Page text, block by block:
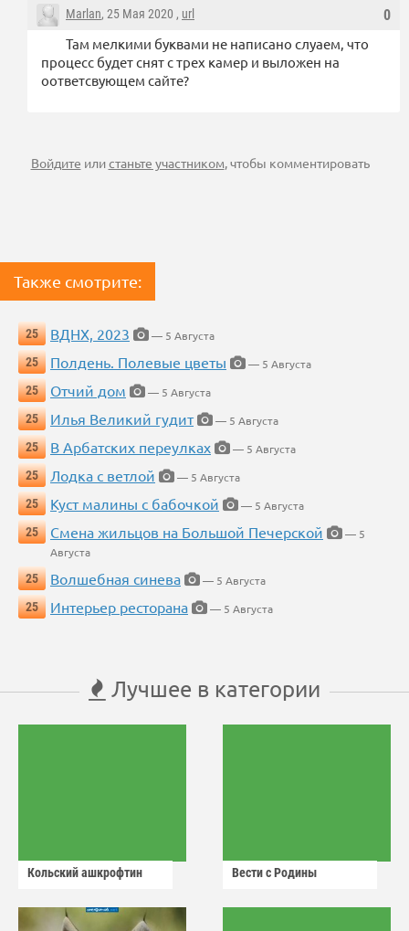
0
Marlan, 25 Мая 2020 , url
Там мелкими буквами не написано слуаем, что
процесс будет снят с трех камер и выложен на
оответсвующем сайте?
Войдите илистаньте участником, чтобы комментировать
Также смотрите:
25 ВДНХ, 2023
— 5 Августа
25
Полдень. Полевые цветы
— 5 Августа
25
Отчий дом
— 5 Августа
25
Илья Великий гудит
— 5 Августа
25
В Арбатских переулках
— 5 Августа
25
Лодка с ветлой
— 5 Августа
25
Куст малины с бабочкой
— 5 Августа
25
Смена жильцов на Большой Печерской
— 5
Августа
25
Волшебная синева
— 5 Августа
25
Интерьер ресторана — 5 Августа
Лучшее в категории
Кольский ашкрофтин Вести с Родины